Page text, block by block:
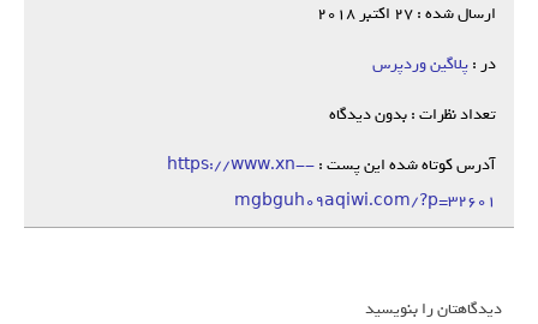
ارسال شده : 27 اکتبر 2018
در :پلاگین وردپرس
تعداد نظرات : بدون دیدگاه
آدرس کوتاه شده این پست :https://www.xn--
mgbguh09aqiwi.com/?p=32601
دیدگاهتان را بنویسید